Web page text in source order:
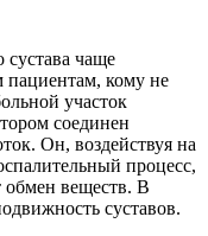
сустава чаще
пациентам, кому не
участок
соединен
Он, воздействуя на
процесс,
обмен веществ. В
суставов.